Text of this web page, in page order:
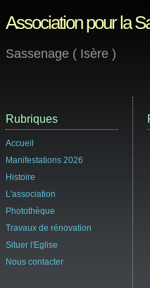
Association pour la
Sassenage ( Isère )
Rubriques
Accueil
Manifestations 2026
Histoire
L'association
Photothèque
Travaux de rénovation
Situer l'Eglise
Nous contacter